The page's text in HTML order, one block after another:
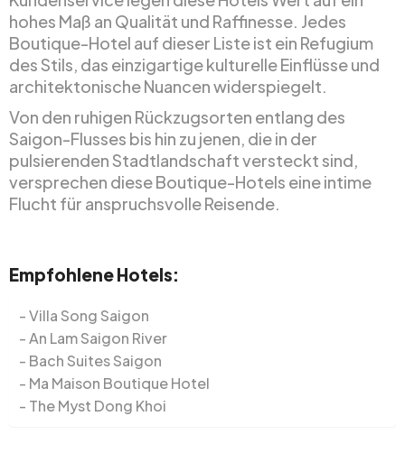
hohes Maß an Qualität und Raffinesse. Jedes
Boutique-Hotel auf dieser Liste ist ein Refugium
des Stils, das einzigartige kulturelle Einflüsse und
architektonische Nuancen widerspiegelt.
Von den ruhigen Rückzugsorten entlang des
Saigon-Flusses bis hin zu jenen, die in der
pulsierenden Stadtlandschaft versteckt sind,
versprechen diese Boutique-Hotels eine intime
Flucht für anspruchsvolle Reisende.
Empfohlene Hotels:
Villa Song Saigon
An Lam Saigon River
Bach Suites Saigon
Ma Maison Boutique Hotel
The Myst Dong Khoi